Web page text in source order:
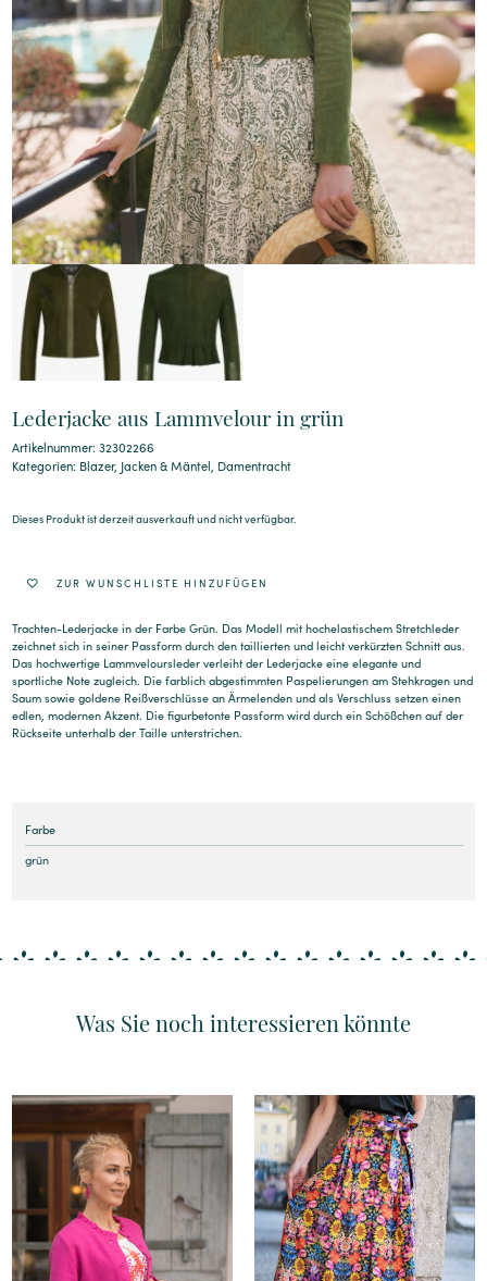
Lederjacke aus Lammvelour in grün
Artikelnummer: 32302266
Kategorien: Blazer, Jacken & Mäntel, Damentracht
Dieses Produkt ist derzeit ausverkauft und nicht verfügbar.
ZUR WUNSCHLISTE HINZUFÜGEN
Trachten-Lederjacke in der Farbe Grün. Das Modell mit hochelastischem Stretchleder
zeichnet sich in seiner Passform durch den taillierten und leicht verkürzten Schnitt aus.
Das hochwertige Lammveloursleder verleiht der Lederjacke eine elegante und
sportliche Note zugleich. Die farblich abgestimmten Paspelierungen am Stehkragen und
Saum sowie goldene Reißverschlüsse an Ärmelenden und als Verschluss setzen einen
edlen, modernen Akzent. Die figurbetonte Passform wird durch ein Schößchen auf der
Rückseite unterhalb der Taille unterstrichen.
Farbe
grün
Was Sie noch interessieren könnte
Details Details